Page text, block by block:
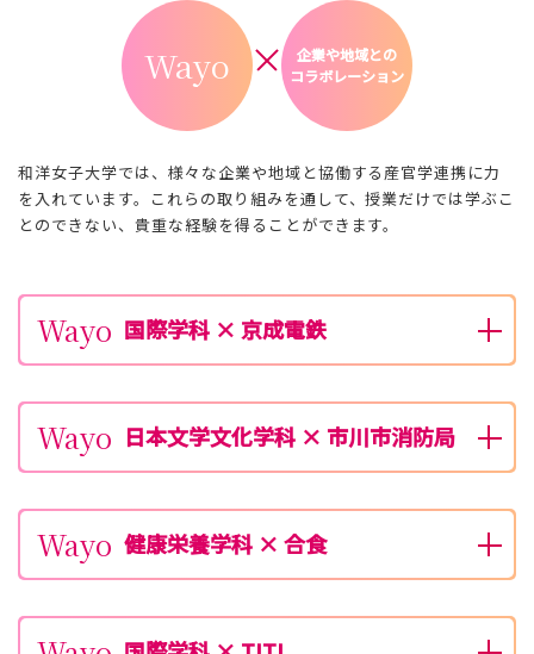
Wayo
企業や地域との
コラボレーション
和洋女子大学では、様々な企業や地域と協働する産官学連携に力
を入れています。これらの取り組みを通して、授業だけでは学ぶこ
とのできない、貴重な経験を得ることができます。
Wayo 国際学科 × 京成電鉄
Wayo 日本文学文化学科 × 市川市消防局
Wayo 健康栄養学科 × 合食